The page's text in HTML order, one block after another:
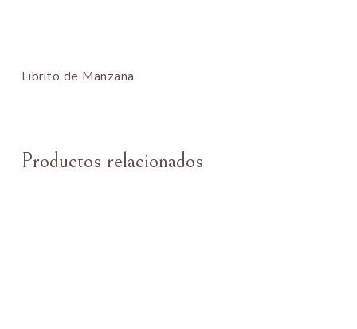
Librito de Manzana
Productos relacionados